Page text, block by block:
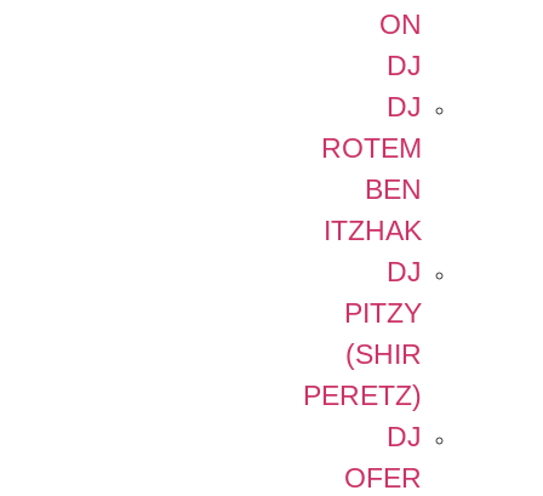
ON
DJ
DJ
ROTEM
BEN
ITZHAK
DJ
PITZY
(SHIR
PERETZ)
DJ
OFER